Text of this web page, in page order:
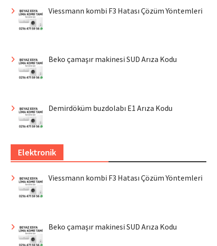
Viessmann kombi F3 Hatası Çözüm Yöntemleri
Beko çamaşır makinesi SUD Arıza Kodu
Demirdöküm buzdolabı E1 Arıza Kodu
Elektronik
Viessmann kombi F3 Hatası Çözüm Yöntemleri
Beko çamaşır makinesi SUD Arıza Kodu